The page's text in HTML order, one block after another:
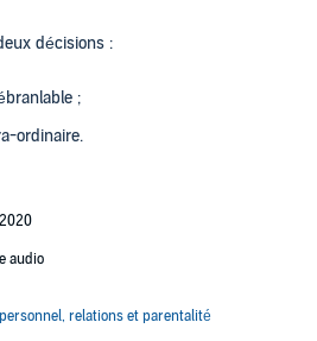
décisions :
;
ordinaire.
par la foi, à abandonner vos émotions
de votre potentiel illimité et à